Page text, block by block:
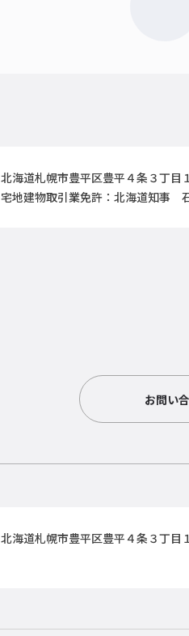
北海道札幌市豊平区豊平４条３丁目
宅地建物取引業免許：北海道知事
お問い
北海道札幌市豊平区豊平４条３丁目